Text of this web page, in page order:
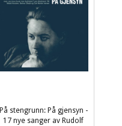
På stengrunn: På gjensyn -
17 nye sanger av Rudolf